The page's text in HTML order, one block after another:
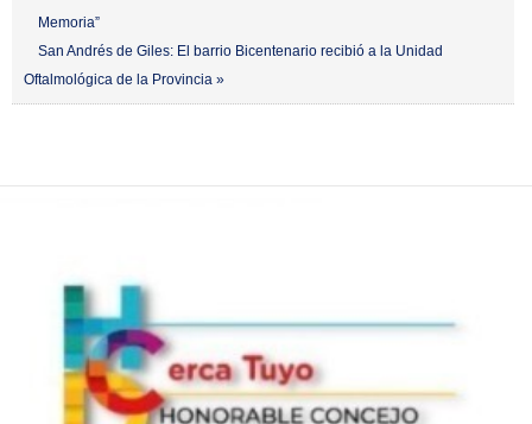
Memoria”
San Andrés de Giles: El barrio Bicentenario recibió a la Unidad
Oftalmológica de la Provincia »